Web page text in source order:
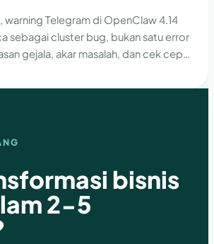
warning Telegram di OpenClaw 4.14
sebagai cluster bug, bukan satu error
gejala, akar masalah, dan cek cepat
bisnis
2-5